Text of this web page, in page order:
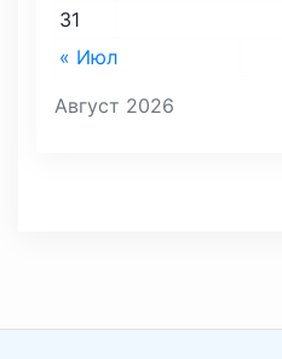
Август 2026
« Июл
31